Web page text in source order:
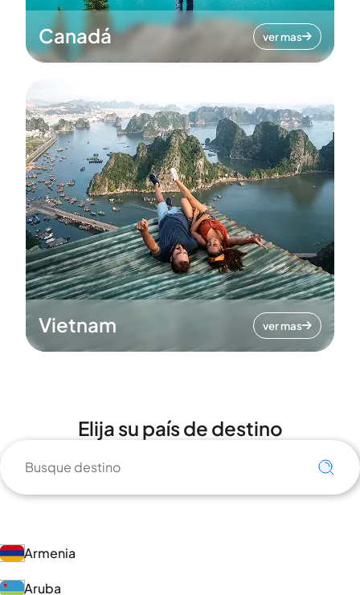
Canadá ver mas
Vietnam ver mas
Elija su país de destino
Armenia
Aruba